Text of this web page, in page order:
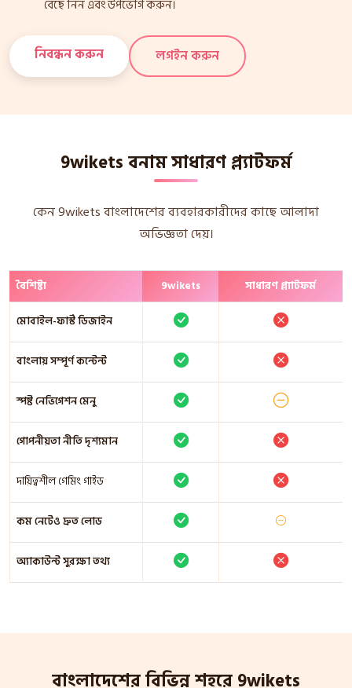
বেছে নিন এবং উপভোগ করুন।
নিবন্ধন করুন লগইন করুন
9wikets বনাম সাধারণ প্ল্যাটফর্ম
কেন 9wikets বাংলাদেশের ব্যবহারকারীদের কাছে আলাদা
অভিজ্ঞতা দেয়।
বৈশিষ্ট্য 9wikets সাধারণ প্ল্যাটফর্ম
মোবাইল-ফার্স্ট ডিজাইন
বাংলায় সম্পূর্ণ কন্টেন্ট
স্পষ্ট নেভিগেশন মেনু
গোপনীয়তা নীতি দৃশ্যমান
দায়িত্বশীল গেমিং গাইড
কম নেটেও দ্রুত লোড
অ্যাকাউন্ট সুরক্ষা তথ্য
বাংলাদেশের বিভিন্ন শহরে 9wikets